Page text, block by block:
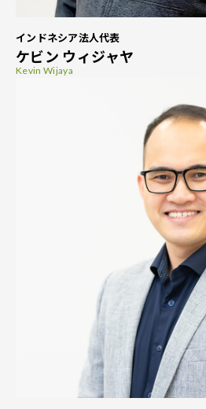
インドネシア法人代表
ケビン ウィジャヤ
Kevin Wijaya